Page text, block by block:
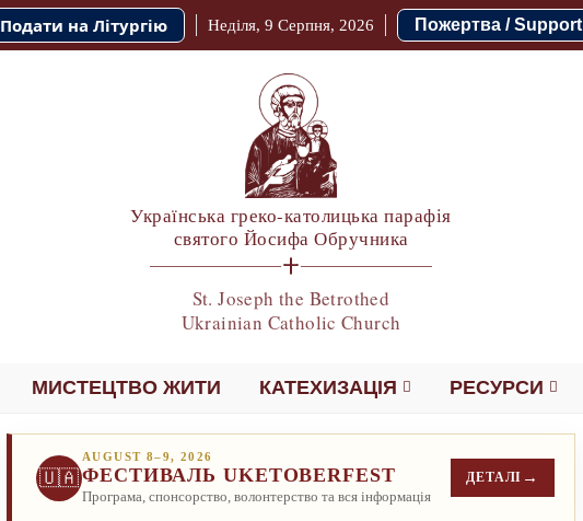
Подати на Літургію Неділя, 9 Серпня, 2026 Пожертва / Support
Українська греко-католицька парафія
святого Йосифа Обручника
St. Joseph the Betrothed
Ukrainian Catholic Church
МИСТЕЦТВО ЖИТИ КАТЕХИЗАЦІЯ РЕСУРСИ
🇺🇦
AUGUST 8–9, 2026
ФЕСТИВАЛЬ UKETOBERFEST
Програма, спонсорство, волонтерство та вся інформація
ДЕТАЛІ →